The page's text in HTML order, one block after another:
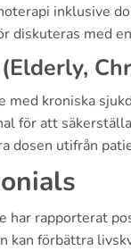
inklusive
diskuteras med
kroniska
för att
dosen utifrån
har rapporterat
kan förbättra